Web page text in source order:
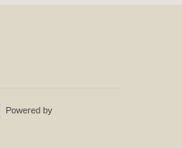
Powered by